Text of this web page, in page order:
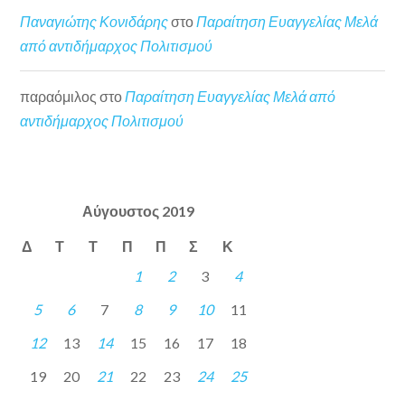
Παναγιώτης ΚονιδάρηςστοΠαραίτηση Ευαγγελίας Μελά
από αντιδήμαρχος Πολιτισμού
παραόμιλος στο Παραίτηση Ευαγγελίας Μελά από
αντιδήμαρχος Πολιτισμού
Αύγουστος 2019
Δ Τ Τ Π Π Σ Κ
1 2 3
4
5
6 7 8 9 10
11
12
13 14 15 16 17
18
19
20 21 22 23 24
25